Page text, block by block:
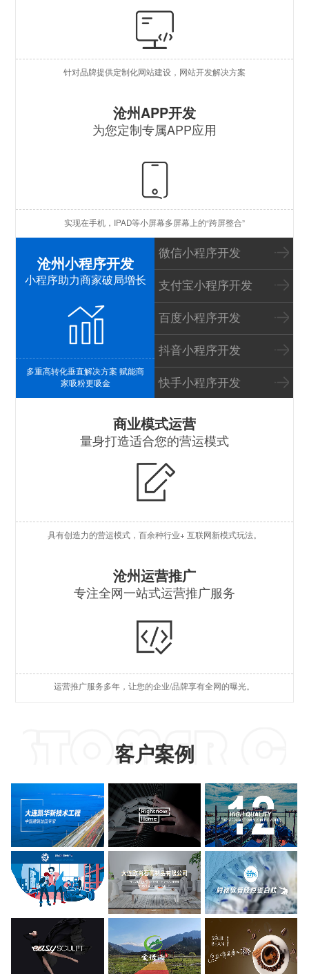
针对品牌提供定制化网站建设，网站开发解决方案
沧州APP开发
为您定制专属APP应用
实现在手机，IPAD等小屏幕多屏幕上的“跨屏整合”
沧州小程序开发
小程序助力商家破局增长
多重高转化垂直解决方案 赋能商
家吸粉更吸金
微信小程序开发
支付宝小程序开发
百度小程序开发
抖音小程序开发
快手小程序开发
商业模式运营
量身打造适合您的营运模式
具有创造力的营运模式，百余种行业+ 互联网新模式玩法。
沧州运营推广
专注全网一站式运营推广服务
运营推广服务多年，让您的企业/品牌享有全网的曝光。
客户案例